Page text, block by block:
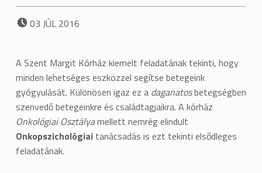
POSTED ON:
03 JÚL 2016
A Szent Margit Kórház kiemelt feladatának tekinti, hogy
minden lehetséges eszközzel segítse betegeink
gyógyulását. Különösen igaz ez a daganatosbetegségben
szenvedő betegeinkre és családtagjaikra. A kórház
Onkológiai Osztályamellett nemrég elindult
Onkopszichológiai tanácsadás is ezt tekinti elsődleges
feladatának.